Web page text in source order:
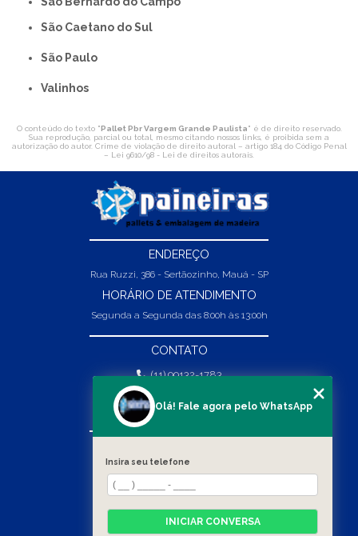
São Caetano do Sul
São Paulo
Valinhos
O conteúdo do texto "Pallet Pbr Vargem Grande Paulista" é de direito reservado.
Sua reprodução, parcial ou total, mesmo citando nossos links, é proibida sem a
autorização do autor. Crime de violação de direito autoral – artigo 184 do Código Penal
– Lei 9610/98 - Lei de direitos autorais
ENDEREÇO
Rua Ruzzi, 386 - Sertãozinho, Mauá - SP
HORÁRIO DE ATENDIMENTO
Segunda a Segunda das 8:00h às 13:00h
CONTATO
(11) 99132-1783
(11) 99132-1783
vendas@abpaineiras.com.br
SOBRE NÓS
PRODUTOS
Olá! Fale agora pelo WhatsApp
Insira seu telefone
INICIAR CONVERSA